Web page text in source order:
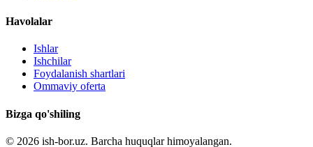
Havolalar
Ishlar
Ishchilar
Foydalanish shartlari
Ommaviy oferta
Bizga qo'shiling
© 2026 ish-bor.uz. Barcha huquqlar himoyalangan.